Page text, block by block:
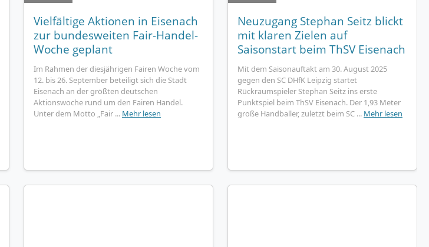
Vielfältige Aktionen in Eisenach
zur bundesweiten Fair-Handel-
Woche geplant
Im Rahmen der diesjährigen Fairen Woche vom
12. bis 26. September beteiligt sich die Stadt
Eisenach an der größten deutschen
Aktionswoche rund um den Fairen Handel.
Unter dem Motto „Fair ... Mehr lesen
Neuzugang Stephan Seitz blickt
mit klaren Zielen auf
Saisonstart beim ThSV Eisenach
Mit dem Saisonauftakt am 30. August 2025
gegen den SC DHfK Leipzig startet
Rückraumspieler Stephan Seitz ins erste
Punktspiel beim ThSV Eisenach. Der 1,93 Meter
große Handballer, zuletzt beim SC ... Mehr lesen